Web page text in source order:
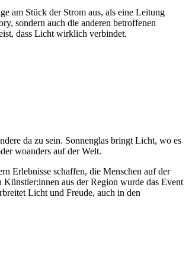
am Stück der Strom aus, als eine Leitung
sondern auch die anderen betroffenen
dass Licht wirklich verbindet.
da zu sein. Sonnenglas bringt Licht, wo es
woanders auf der Welt.
Erlebnisse schaffen, die Menschen auf der
aus der Region wurde das Event
Licht und Freude, auch in den